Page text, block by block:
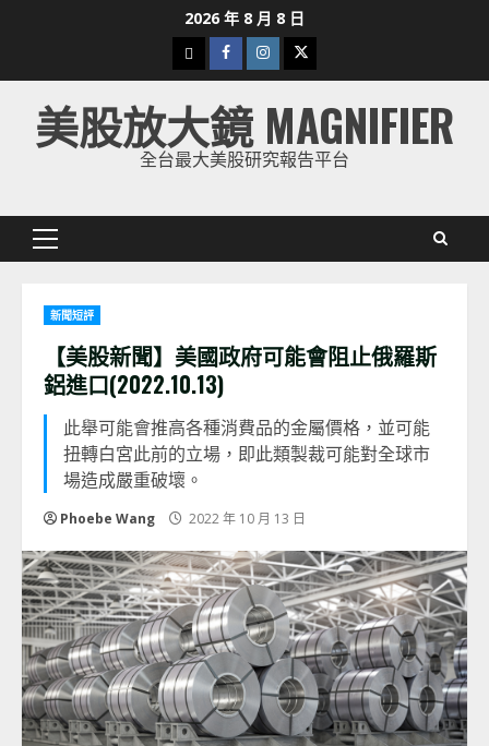
2026 年 8 月 8 日
下
載
美
股
Facebook
Instagram
Twitter
美股放大鏡 MAGNIFIER
全台最大美股研究報告平台
Primary
新聞短評
【美股新聞】美國政府可能會阻止俄羅斯
鋁進口(2022.10.13)
此舉可能會推高各種消費品的金屬價格，並可能
扭轉白宮此前的立場，即此類製裁可能對全球市
場造成嚴重破壞。
Phoebe Wang 2022 年 10 月 13 日